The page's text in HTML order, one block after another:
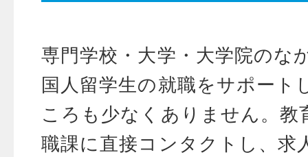
専門学校・大学・大学院のな
国人留学生の就職をサポート
ころも少なくありません。教
職課に直接コンタクトし、求